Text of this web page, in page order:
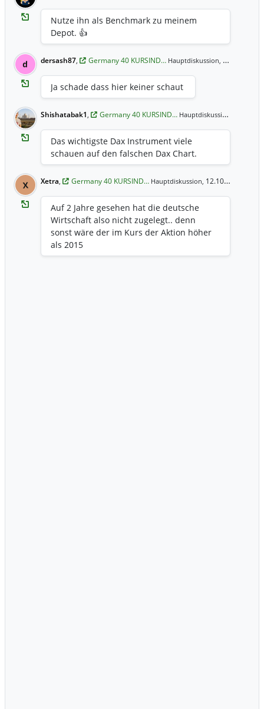
Nutze ihn als Benchmark zu meinem
Depot. 👍
d dersash87, Germany 40 KURSIND… Hauptdiskussion,
Ja schade dass hier keiner schaut
Shishatabak1, Germany 40 KURSIND… Hauptdiskussion,
Das wichtigste Dax Instrument viele
schauen auf den falschen Dax Chart.
X Xetra, Germany 40 KURSIND… Hauptdiskussion, 12.10.2017 7:21 Uhr
Auf 2 Jahre gesehen hat die deutsche
Wirtschaft also nicht zugelegt.. denn
sonst wäre der im Kurs der Aktion höher
als 2015